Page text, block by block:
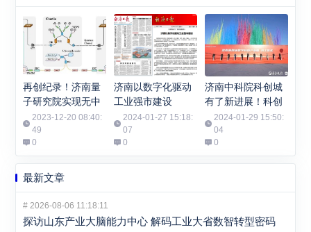
再创纪录！济南量
子研究院实现无中
继千公里光纤有限
码长量子密钥分发
2023-12-20 08:40:
49
0
济南以数字化驱动
工业强市建设
2024-01-27 15:18:
07
0
济南中科院科创城
有了新进展！科创
城数字科技产业园
开工
2024-01-29 15:50:
04
0
最新文章
#2026-08-06 11:18:11
探访山东产业大脑能力中心 解码工业大省数智转型密码